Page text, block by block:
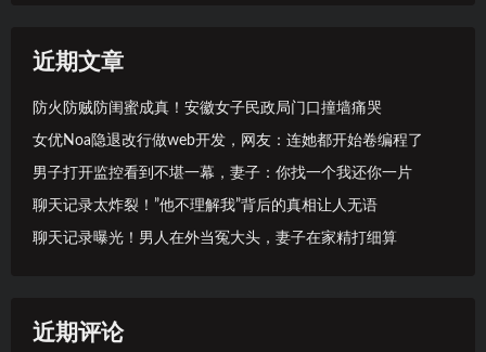
近期文章
防火防贼防闺蜜成真！安徽女子民政局门口撞墙痛哭
女优Noa隐退改行做web开发，网友：连她都开始卷编程了
男子打开监控看到不堪一幕，妻子：你找一个我还你一片
聊天记录太炸裂！”他不理解我”背后的真相让人无语
聊天记录曝光！男人在外当冤大头，妻子在家精打细算
近期评论